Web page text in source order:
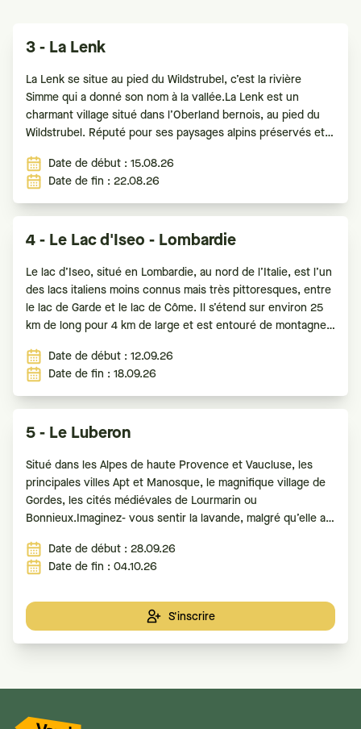
3 - La Lenk
La Lenk se situe au pied du Wildstrubel, c’est la rivière
Simme qui a donné son nom à la vallée.La Lenk est un
charmant village situé dans l’Oberland bernois, au pied du
Wildstrubel. Réputé pour ses paysages alpins préservés et
montagnes
Date de début : 15.08.26
Date de fin : 22.08.26
4 - Le Lac d'Iseo - Lombardie
Le lac d’Iseo, situé en Lombardie, au nord de l’Italie, est l’un
des lacs italiens moins connus mais très pittoresques, entre
le lac de Garde et le lac de Côme. Il s’étend sur environ 25
km de long pour 4 km de large et est entouré de montagnes
Date de début : 12.09.26
Date de fin : 18.09.26
5 - Le Luberon
Situé dans les Alpes de haute Provence et Vaucluse, les
principales villes Apt et Manosque, le magnifique village de
Gordes, les cités médiévales de Lourmarin ou
Bonnieux.Imaginez- vous sentir la lavande, malgré qu’elle ait
chemins des ocres du Colorado Provençal.
Date de début : 28.09.26
Date de fin : 04.10.26
S'inscrire